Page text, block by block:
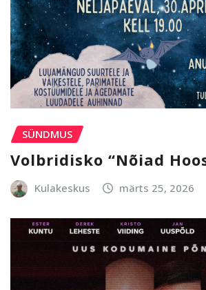
SÜNDMUS
Volbridisko “Nõiad
Kulakeskus märts 25, 2026